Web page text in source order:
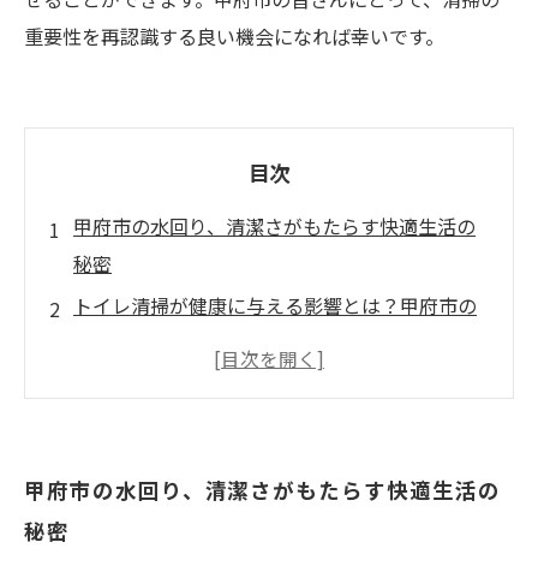
重要性を再認識する良い機会になれば幸いです。
目次
甲府市の水回り、清潔さがもたらす快適生活の
秘密
トイレ清掃が健康に与える影響とは？甲府市の
正しいトイレ清掃がもたらす居住空間の向上
甲府市の水回り、清潔さがもたらす快適生活の
秘密